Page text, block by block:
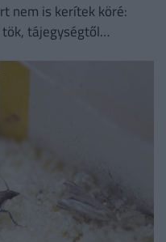
nem is kerítek köré:
tájegységtől